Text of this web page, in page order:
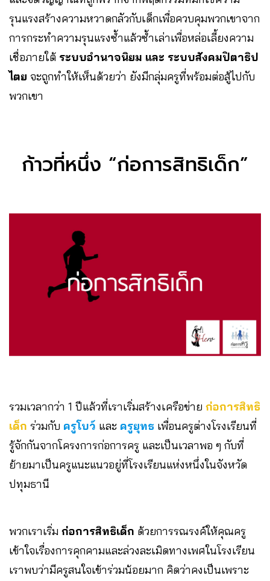
รุนแรงสร้างความหวาดกลัวกับเด็กเพื่อควบคุมพวกเขาจาก
การกระทำความรุนแรงซ้ำแล้วซ้ำเล่าเพื่อหล่อเลี้ยงความ
เชื่อภายใต้ ระบบอำนาจนิยม และ ระบบสังคมปิตาธิป
ไตย จะถูกทำให้เห็นด้วยว่า ยังมีกลุ่มครูที่พร้อมต่อสู้ไปกับ
พวกเขา
ก้าวที่หนึ่ง “ก่อการสิทธิเด็ก”
รวมเวลากว่า 1 ปีแล้วที่เราเริ่มสร้างเครือข่าย ก่อการสิทธิ
เด็ก ร่วมกับ ครูโบว์ และ ครูยุทธ เพื่อนครูต่างโรงเรียนที่
รู้จักกันจากโครงการก่อการครู และเป็นเวลาพอ ๆ กับที่
ย้ายมาเป็นครูแนะแนวอยู่ที่โรงเรียนแห่งหนึ่งในจังหวัด
ปทุมธานี
พวกเราเริ่ม ก่อการสิทธิเด็ก ด้วยการรณรงค์ให้คุณครู
เข้าใจเรื่องการคุกคามและล่วงละเมิดทางเพศในโรงเรียน
เราพบว่ามีครูสนใจเข้าร่วมน้อยมาก คิดว่าคงเป็นเพราะ